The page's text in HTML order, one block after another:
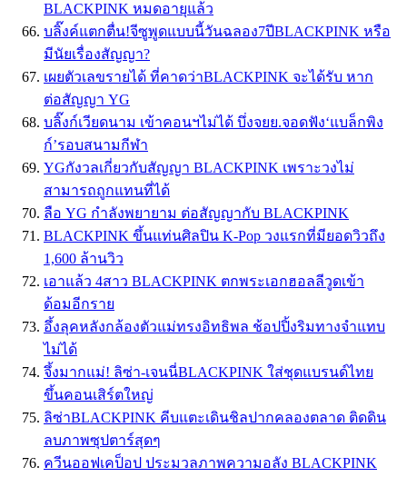
BLACKPINK หมดอายุแล้ว
บลิ๊งค์แตกตื่น!จีซูพูดแบบนี้วันฉลอง7ปีBLACKPINK หรือ
มีนัยเรื่องสัญญา?
เผยตัวเลขรายได้ ที่คาดว่าBLACKPINK จะได้รับ หาก
ต่อสัญญา YG
บลิ๊งก์เวียดนาม เข้าคอนฯไม่ได้ บึ่งจยย.จอดฟัง‘แบล็กพิง
ก์’รอบสนามกีฬา
YGกังวลเกี่ยวกับสัญญา BLACKPINK เพราะวงไม่
สามารถถูกแทนที่ได้
ลือ YG กำลังพยายาม ต่อสัญญากับ BLACKPINK
BLACKPINK ขึ้นแท่นศิลปิน K-Pop วงแรกที่มียอดวิวถึง
1,600 ล้านวิว
เอาแล้ว 4สาว BLACKPINK ตกพระเอกฮอลลีวูดเข้า
ด้อมอีกราย
อึ้งลุคหลังกล้องตัวแม่ทรงอิทธิพล ช้อปปิ้งริมทางจำแทบ
ไม่ได้
จึ้งมากแม่! ลิซ่า-เจนนี่BLACKPINK ใส่ชุดแบรนด์ไทย
ขึ้นคอนเสิร์ตใหญ่
ลิซ่าBLACKPINK คีบแตะเดินชิลปากคลองตลาด ติดดิน
ลบภาพซุปตาร์สุดๆ
ควีนออฟเคป็อป ประมวลภาพความอลัง BLACKPINK